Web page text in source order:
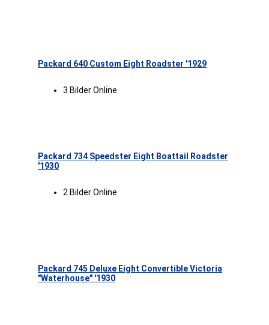
Packard 640 Custom Eight Roadster '1929
3 Bilder Online
Packard 734 Speedster Eight Boattail Roadster
'1930
2 Bilder Online
Packard 745 Deluxe Eight Convertible Victoria
"Waterhouse" '1930